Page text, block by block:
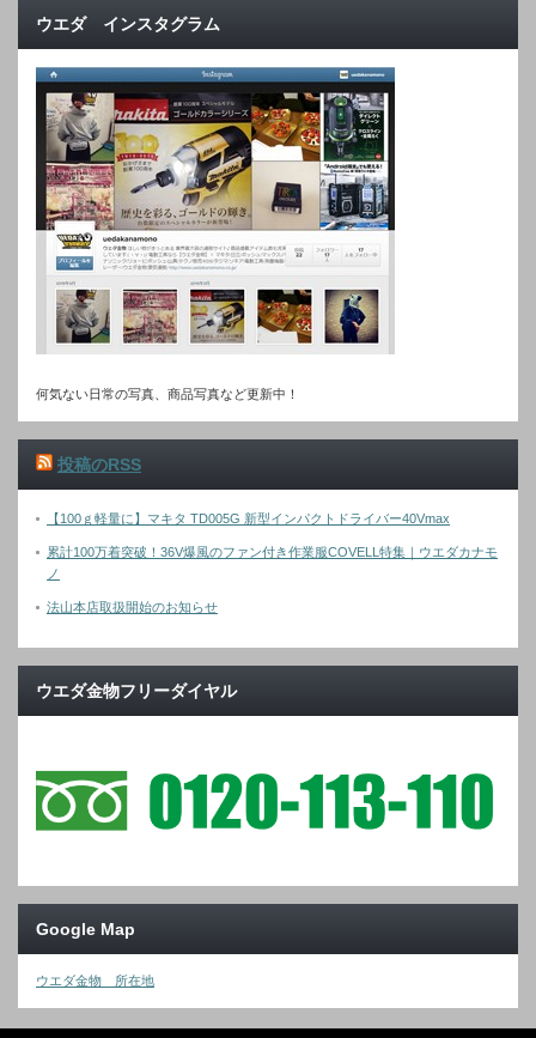
ウエダ インスタグラム
何気ない日常の写真、商品写真など更新中！
投稿のRSS
【100ｇ軽量に】マキタ TD005G 新型インパクトドライバー40Vmax
累計100万着突破！36V爆風のファン付き作業服COVELL特集｜ウエダカナモ
ノ
法山本店取扱開始のお知らせ
ウエダ金物フリーダイヤル
Google Map
ウエダ金物 所在地